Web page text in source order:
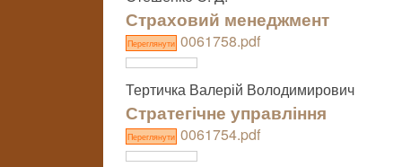
Страховий менеджмент
Переглянути 0061758.pdf
Тертичка Валерій Володимирович
Стратегічне управління
Переглянути 0061754.pdf